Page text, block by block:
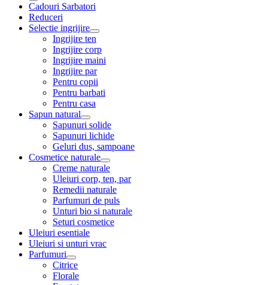
Cadouri Sarbatori
Reduceri
Selectie ingrijire
Ingrijire ten
Ingrijire corp
Ingrijire maini
Ingrijire par
Pentru copii
Pentru barbati
Pentru casa
Sapun natural
Sapunuri solide
Sapunuri lichide
Geluri dus, sampoane
Cosmetice naturale
Creme naturale
Uleiuri corp, ten, par
Remedii naturale
Parfumuri de puls
Unturi bio si naturale
Seturi cosmetice
Uleiuri esentiale
Uleiuri si unturi vrac
Parfumuri
Citrice
Florale